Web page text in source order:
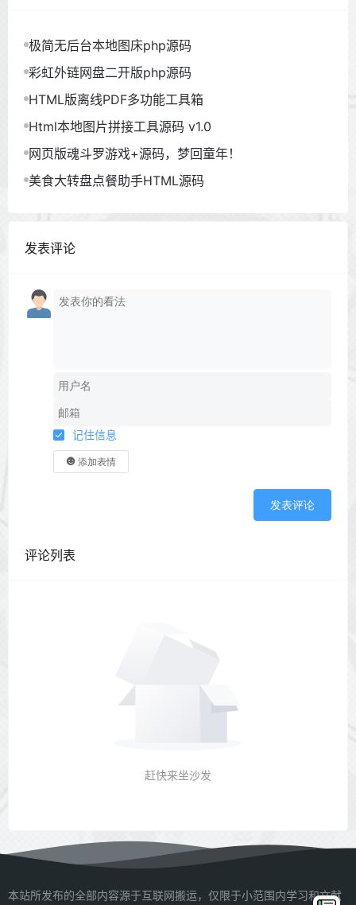
极简无后台本地图床php源码
彩虹外链网盘二开版php源码
HTML版离线PDF多功能工具箱
Html本地图片拼接工具源码 v1.0
网页版魂斗罗游戏+源码，梦回童年！
美食大转盘点餐助手HTML源码
发表评论
记住信息
添加表情
发表评论
评论列表
赶快来坐沙发
本站所发布的全部内容源于互联网搬运，仅限于小范围内学习和文献